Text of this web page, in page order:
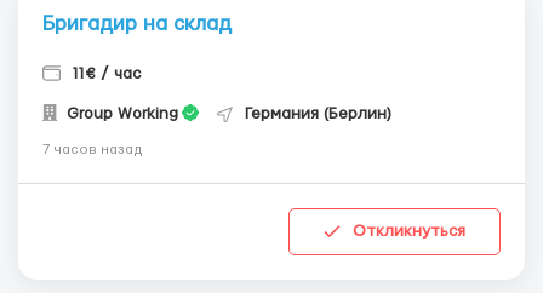
Бригадир на склад
11€ / час
Group Working Германия (Берлин)
7 часов назад
Откликнуться